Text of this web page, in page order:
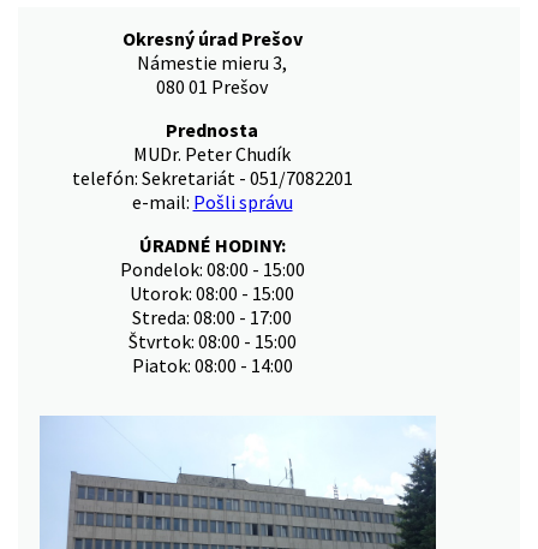
Okresný úrad Prešov
Námestie mieru 3,
080 01 Prešov
Prednosta
MUDr. Peter Chudík
telefón: Sekretariát - 051/7082201
e-mail: Pošli správu
ÚRADNÉ HODINY:
Pondelok: 08:00 - 15:00
Utorok: 08:00 - 15:00
Streda: 08:00 - 17:00
Štvrtok: 08:00 - 15:00
Piatok: 08:00 - 14:00